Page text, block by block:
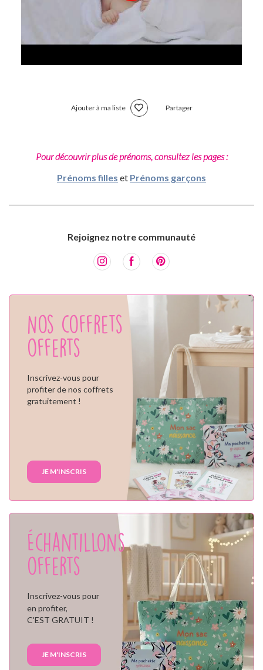
Ajouter à ma liste Partager
Pour découvrir plus de prénoms, consultez les pages :
Prénoms filles et Prénoms garçons
Rejoignez notre communauté
Nos coffrets
offerts
Inscrivez-vous pour
profiter de nos coffrets
gratuitement !
JE M'INSCRIS
Échantillons
offerts
Inscrivez-vous pour
en profiter,
C'EST GRATUIT !
JE M'INSCRIS